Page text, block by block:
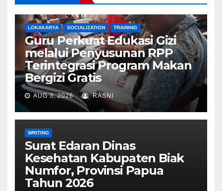
LOKAKARYA SOCIALIZATION TRAINING
Guru Perkuat Edukasi Gizi
melalui Penyusunan RPP
Terintegrasi Program Makan
Bergizi Gratis
AUG 3, 2026 RASNI
WRITING
Surat Edaran Dinas
Kesehatan Kabupaten Biak
Numfor, Provinsi Papua
Tahun 2026